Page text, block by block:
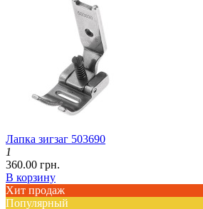
Лапка зигзаг 503690
1
360.00 грн.
В корзину
Хит продаж
Популярный